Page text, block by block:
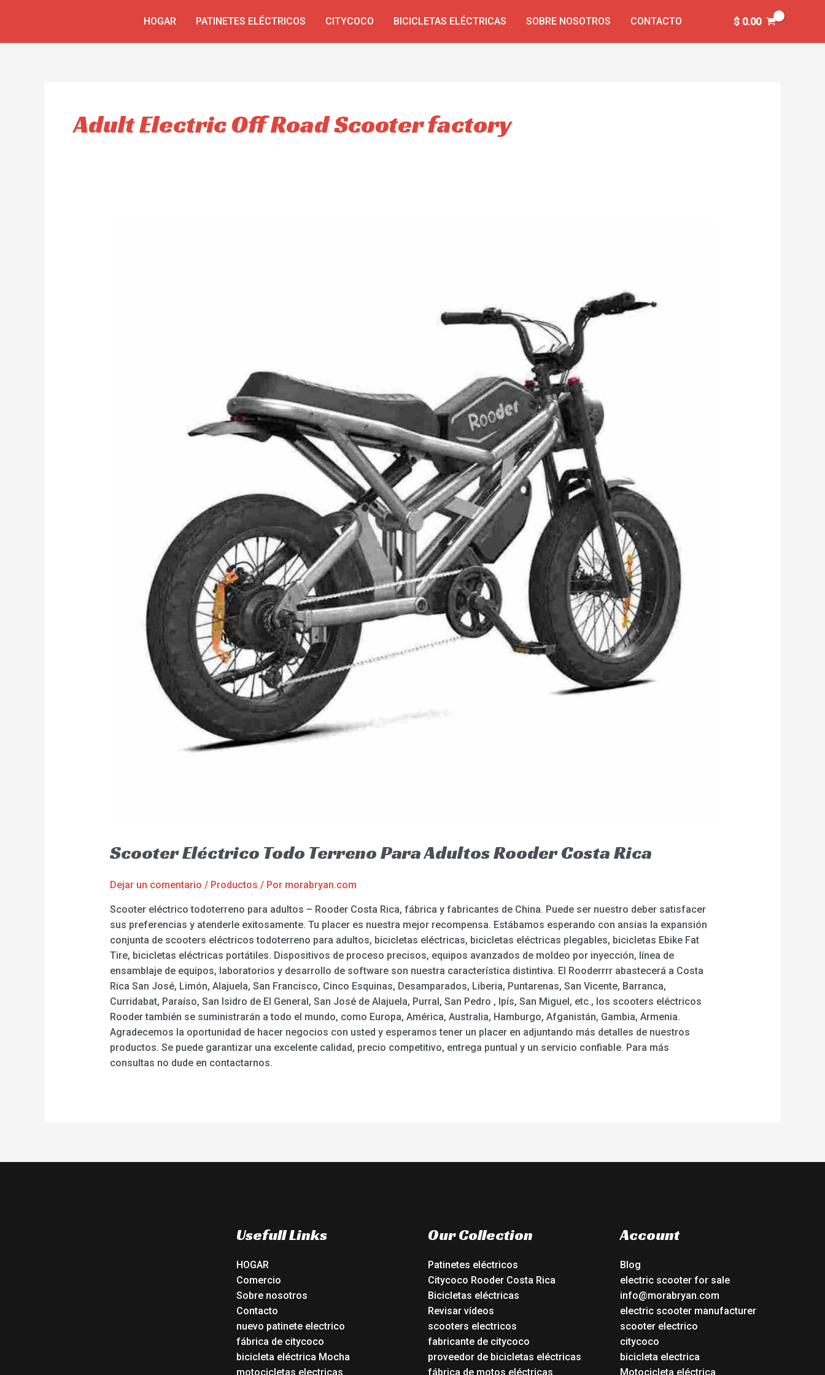
HOGAR PATINETES ELÉCTRICOS CITYCOCO BICICLETAS ELÉCTRICAS SOBRE NOSOTROS CONTACTO $0.00
Adult Electric Off Road Scooter factory
Scooter Eléctrico Todo Terreno Para Adultos Rooder Costa Rica
Dejar un comentario / Productos / Por morabryan.com
Scooter eléctrico todoterreno para adultos – Rooder Costa Rica, fábrica y fabricantes de China. Puede ser nuestro deber satisfacer
sus preferencias y atenderle exitosamente. Tu placer es nuestra mejor recompensa. Estábamos esperando con ansias la expansión
conjunta de scooters eléctricos todoterreno para adultos, bicicletas eléctricas, bicicletas eléctricas plegables, bicicletas Ebike Fat
Tire, bicicletas eléctricas portátiles. Dispositivos de proceso precisos, equipos avanzados de moldeo por inyección, línea de
ensamblaje de equipos, laboratorios y desarrollo de software son nuestra característica distintiva. El Rooderrrr abastecerá a Costa
Rica San José, Limón, Alajuela, San Francisco, Cinco Esquinas, Desamparados, Liberia, Puntarenas, San Vicente, Barranca,
Curridabat, Paraíso, San Isidro de El General, San José de Alajuela, Purral, San Pedro , Ipís, San Miguel, etc., los scooters eléctricos
Rooder también se suministrarán a todo el mundo, como Europa, América, Australia, Hamburgo, Afganistán, Gambia, Armenia.
Agradecemos la oportunidad de hacer negocios con usted y esperamos tener un placer en adjuntando más detalles de nuestros
productos. Se puede garantizar una excelente calidad, precio competitivo, entrega puntual y un servicio confiable. Para más
consultas no dude en contactarnos.
Usefull Links
HOGAR
Comercio
Sobre nosotros
Contacto
nuevo patinete electrico
fábrica de citycoco
bicicleta eléctrica Mocha
motocicletas electricas
Our Collection
Patinetes eléctricos
Citycoco Rooder Costa Rica
Bicicletas eléctricas
Revisar vídeos
scooters electricos
fabricante de citycoco
proveedor de bicicletas eléctricas
fábrica de motos eléctricas
Account
Blog
electric scooter for sale
info@morabryan.com
electric scooter manufacturer
scooter electrico
citycoco
bicicleta electrica
Motocicleta eléctrica